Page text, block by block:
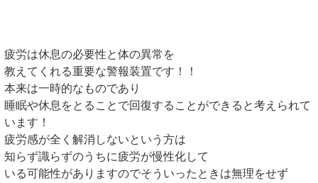
疲労は休息の必要性と体の異常を
教えてくれる重要な警報装置です！！
本来は一時的なものであり
睡眠や休息をとることで回復することができると考えられて
います！
疲労感が全く解消しないという方は
知らず識らずのうちに疲労が慢性化して
いる可能性がありますのでそういったときは無理をせず